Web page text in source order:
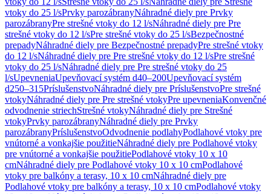
vtoky do 25 l/sPrvky parozábranyNáhradné diely pre Prvky
parozábranyPre strešné vtoky do 12 l/sNáhradné diely pre Pre
strešné vtoky do 12 l/sPre strešné vtoky do 25 l/sBezpečnostné
prepadyNáhradné diely pre Bezpečnostné prepadyPre strešné vtoky
do 12 l/sNáhradné diely pre Pre strešné vtoky do 12 l/sPre strešné
vtoky do 25 l/sNáhradné diely pre Pre strešné vtoky do 25
l/sUpevneniaUpevňovací systém d40–200Upevňovací systém
d250–315PríslušenstvoNáhradné diely pre PríslušenstvoPre strešné
vtokyNáhradné diely pre Pre strešné vtokyPre upevneniaKonvenčné
odvodnenie striechStrešné vtokyNáhradné diely pre Strešné
vtokyPrvky parozábranyNáhradné diely pre Prvky
parozábranyPríslušenstvoOdvodnenie podlahyPodlahové vtoky pre
vnútorné a vonkajšie použitieNáhradné diely pre Podlahové vtoky
pre vnútorné a vonkajšie použitiePodlahové vtoky 10 x 10
cmNáhradné diely pre Podlahové vtoky 10 x 10 cmPodlahové
vtoky pre balkóny a terasy, 10 x 10 cmNáhradné diely pre
Podlahové vtoky pre balkóny a terasy, 10 x 10 cmPodlahové vtoky